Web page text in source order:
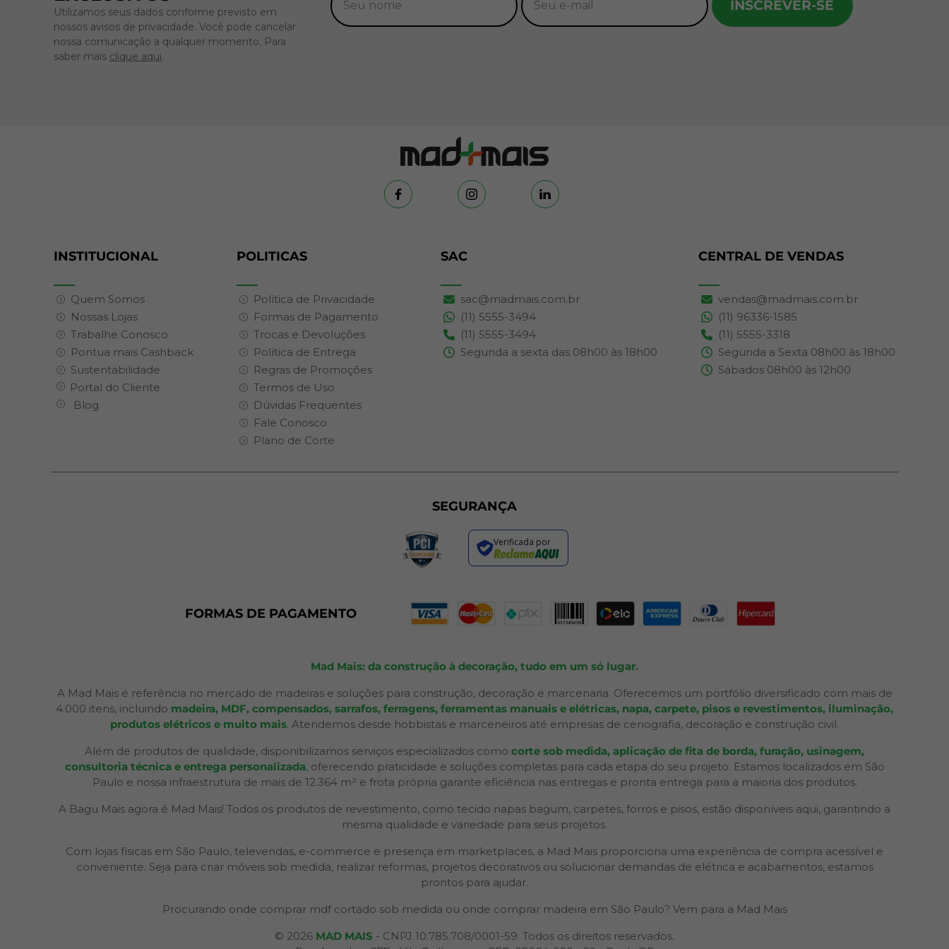
Utilizamos seus dados conforme previsto em
nossos avisos de privacidade. Você pode cancelar
nossa comunicação a qualquer momento. Para
saber mais clique aqui.
INSCREVER-SE
INSTITUCIONAL
Quem Somos
Nossas Lojas
Trabalhe Conosco
Pontua mais Cashback
Sustentabilidade
Portal do Cliente
Blog
POLITICAS
Política de Privacidade
Formas de Pagamento
Trocas e Devoluções
Política de Entrega
Regras de Promoções
Termos de Uso
Dúvidas Frequentes
Fale Conosco
Plano de Corte
SAC
sac@madmais.com.br
(11) 5555-3494
(11) 5555-3494
Segunda a sexta das 08h00 às 18h00
CENTRAL DE VENDAS
vendas@madmais.com.br
(11) 96336-1585
(11) 5555-3318
Segunda a Sexta 08h00 às 18h00
Sábados 08h00 às 12h00
SEGURANÇA
Verificada por
FORMAS DE PAGAMENTO
Mad Mais: da construção à decoração, tudo em um só lugar.
A Mad Mais é referência no mercado de madeiras e soluções para construção, decoração e marcenaria. Oferecemos um portfólio diversificado com mais de
4.000 itens, incluindo madeira, MDF, compensados, sarrafos, ferragens, ferramentas manuais e elétricas, napa, carpete, pisos e revestimentos, iluminação,
produtos elétricos e muito mais. Atendemos desde hobbistas e marceneiros até empresas de cenografia, decoração e construção civil.
Além de produtos de qualidade, disponibilizamos serviços especializados como corte sob medida, aplicação de fita de borda, furação, usinagem,
consultoria técnica e entrega personalizada, oferecendo praticidade e soluções completas para cada etapa do seu projeto. Estamos localizados em São
Paulo e nossa infraestrutura de mais de 12.364 m² e frota própria garante eficiência nas entregas e pronta entrega para a maioria dos produtos.
A Bagu Mais agora é Mad Mais! Todos os produtos de revestimento, como tecido napas bagum, carpetes, forros e pisos, estão disponíveis aqui, garantindo a
mesma qualidade e variedade para seus projetos.
Com lojas físicas em São Paulo, televendas, e-commerce e presença em marketplaces, a Mad Mais proporciona uma experiência de compra acessível e
conveniente. Seja para criar móveis sob medida, realizar reformas, projetos decorativos ou solucionar demandas de elétrica e acabamentos, estamos
prontos para ajudar.
Procurando onde comprar mdf cortado sob medida ou onde comprar madeira em São Paulo? Vem para a Mad Mais
© 2026 MAD MAIS - CNPJ 10.785.708/0001-59. Todos os direitos reservados.